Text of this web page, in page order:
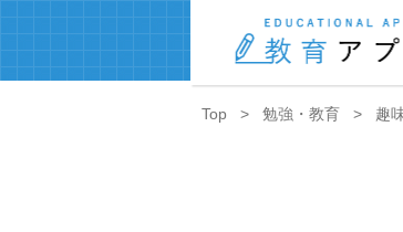
Top 勉強・教育 趣